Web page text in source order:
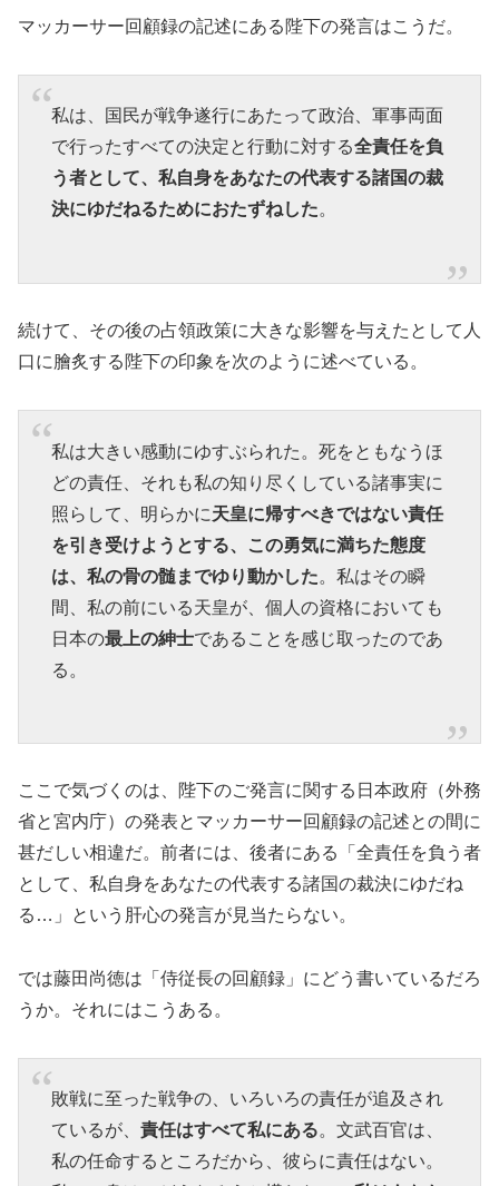
マッカーサー回顧録の記述にある陛下の発言はこうだ。
私は、国民が戦争遂行にあたって政治、軍事両面
で行ったすべての決定と行動に対する全責任を負
う者として、私自身をあなたの代表する諸国の裁
決にゆだねるためにおたずねした。
続けて、その後の占領政策に大きな影響を与えたとして人
口に膾炙する陛下の印象を次のように述べている。
私は大きい感動にゆすぶられた。死をともなうほ
どの責任、それも私の知り尽くしている諸事実に
照らして、明らかに天皇に帰すべきではない責任
を引き受けようとする、この勇気に満ちた態度
は、私の骨の髄までゆり動かした。私はその瞬
間、私の前にいる天皇が、個人の資格においても
日本の最上の紳士であることを感じ取ったのであ
る。
ここで気づくのは、陛下のご発言に関する日本政府（外務
省と宮内庁）の発表とマッカーサー回顧録の記述との間に
甚だしい相違だ。前者には、後者にある「全責任を負う者
として、私自身をあなたの代表する諸国の裁決にゆだね
る…」という肝心の発言が見当たらない。
では藤田尚徳は「侍従長の回顧録」にどう書いているだろ
うか。それにはこうある。
敗戦に至った戦争の、いろいろの責任が追及され
ているが、 責任はすべて私にある。文武百官は、
私の任命するところだから、彼らに責任はない。